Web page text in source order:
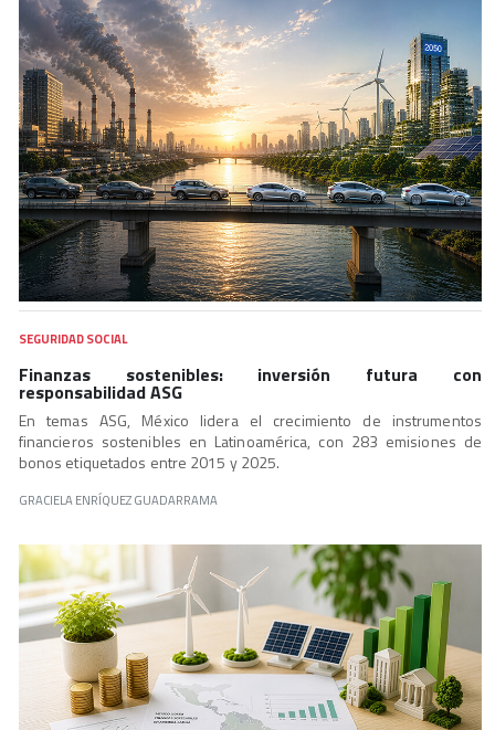
SEGURIDAD SOCIAL
Finanzas sostenibles: inversión futura con
responsabilidad ASG
En temas ASG, México lidera el crecimiento de instrumentos
financieros sostenibles en Latinoamérica, con 283 emisiones de
bonos etiquetados entre 2015 y 2025.
GRACIELA ENRÍQUEZ GUADARRAMA